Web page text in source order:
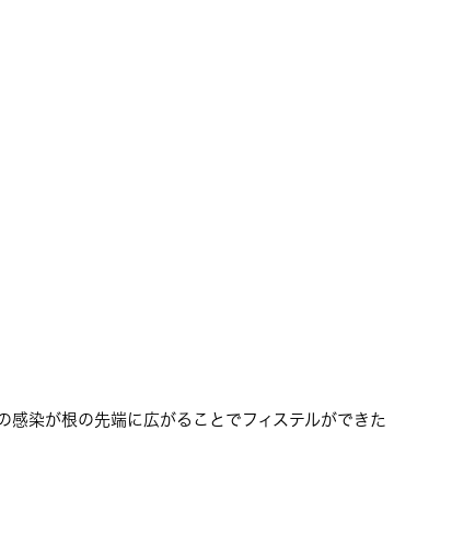
染が根の先端に広がることでフィステルができた